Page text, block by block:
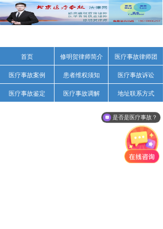
首页 修明贺律师简介 医疗事故律师团
医疗事故案例 患者维权须知 医疗事故诉讼
医疗事故鉴定 医疗事故调解 地址联系方式
是否是医疗事故？